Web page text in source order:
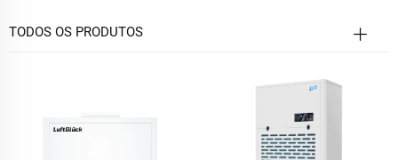
TODOS OS PRODUTOS